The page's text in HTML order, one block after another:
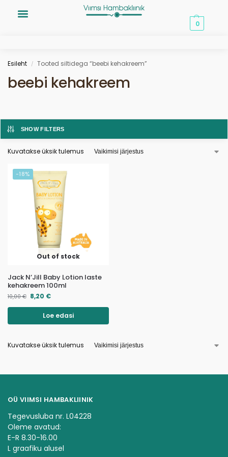
0
Esileht / Tooted siltidega “beebi kehakreem”
beebi kehakreem
SHOW FILTERS
Kuvatakse üksik tulemus
-18%
Out of stock
Jack N’Jill Baby Lotion laste
kehakreem 100ml
10,00€ 8,20 €
Loe edasi
Kuvatakse üksik tulemus
OÜ VIIMSI HAMBAKLIINIK
Tegevusluba nr. L04228
Oleme avatud:
E-R 8.30-16.00
L graafiku alusel